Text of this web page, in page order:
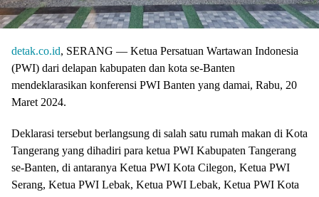
detak.co.id, SERANG — Ketua Persatuan Wartawan Indonesia
(PWI) dari delapan kabupaten dan kota se-Banten
mendeklarasikan konferensi PWI Banten yang damai, Rabu, 20
Maret 2024.
Deklarasi tersebut berlangsung di salah satu rumah makan di Kota
Tangerang yang dihadiri para ketua PWI Kabupaten Tangerang
se-Banten, di antaranya Ketua PWI Kota Cilegon, Ketua PWI
Serang, Ketua PWI Lebak, Ketua PWI Lebak, Ketua PWI Kota